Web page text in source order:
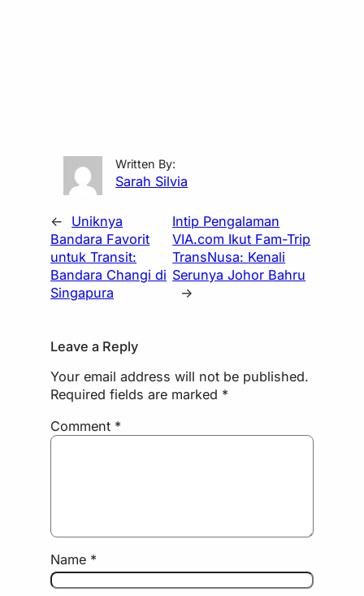
Written By:
Sarah Silvia
←
Uniknya
Bandara Favorit
untuk Transit:
Bandara Changi di
Singapura
Intip Pengalaman
VIA.com Ikut Fam-Trip
TransNusa: Kenali
Serunya Johor Bahru
→
Leave a Reply
Your email address will not be published.
Required fields are marked *
Comment *
Name *